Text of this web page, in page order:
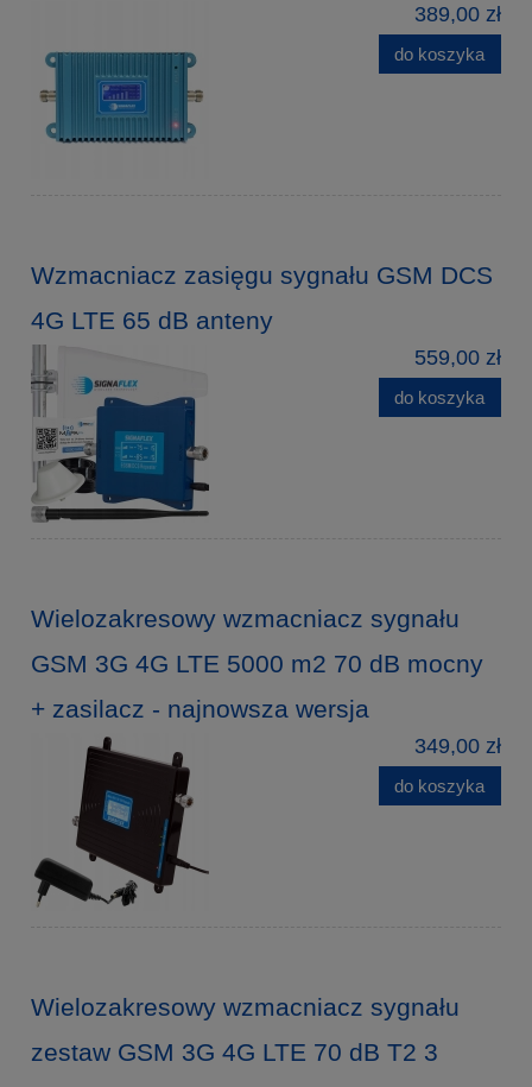
389,00 zł
do koszyka
Wzmacniacz zasięgu sygnału GSM DCS
4G LTE 65 dB anteny
559,00 zł
do koszyka
Wielozakresowy wzmacniacz sygnału
GSM 3G 4G LTE 5000 m2 70 dB mocny
+ zasilacz - najnowsza wersja
349,00 zł
do koszyka
Wielozakresowy wzmacniacz sygnału
zestaw GSM 3G 4G LTE 70 dB T2 3